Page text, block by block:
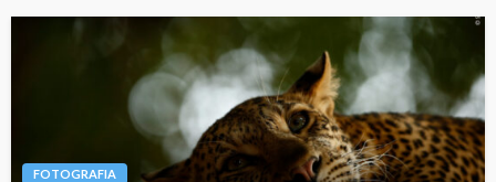
FOTOGRAFIA